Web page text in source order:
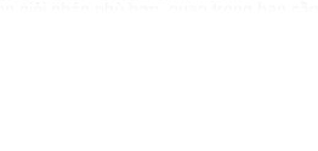
thành công trong việc tìm hiểu và lựa